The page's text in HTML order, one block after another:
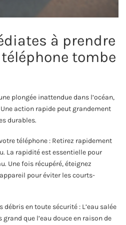
à prendre
tombe
plongée inattendue dans l’océan,
action rapide peut grandement
durables.
téléphone : Retirez rapidement
La rapidité est essentielle pour
Une fois récupéré, éteignez
pour éviter les courts-
débris en toute sécurité : L’eau salée
que l’eau douce en raison de